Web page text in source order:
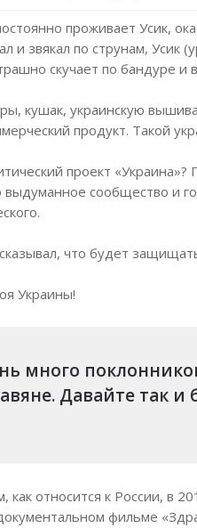
проживает Усик,
и звякал по струнам, Усик
скучает по бандуре и
кушак, украинскую
продукт. Такой
проект «Украина»?
сообщество и
что будет
Украины!
много
Давайте так и
как относится к России, в
фильме